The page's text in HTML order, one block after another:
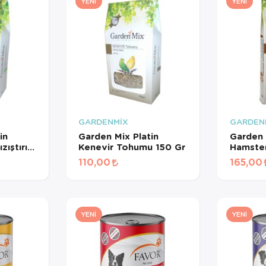
GARDENMİX
Garden Mix Platin
Kenevir Tohumu 150 Gr
110,00 165,00
YENI YENI